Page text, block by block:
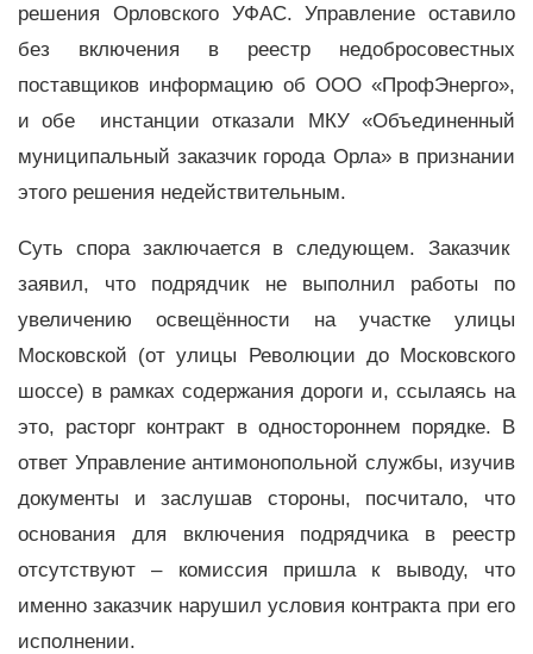
решения Орловского УФАС. Управление оставило
без включения в реестр недобросовестных
поставщиков информацию об ООО «ПрофЭнерго»,
и обе инстанции отказали МКУ «Объединенный
муниципальный заказчик города Орла» в признании
этого решения недействительным.
Суть спора заключается в следующем. Заказчик
заявил, что подрядчик не выполнил работы по
увеличению освещённости на участке улицы
Московской (от улицы Революции до Московского
шоссе) в рамках содержания дороги и, ссылаясь на
это, расторг контракт в одностороннем порядке. В
ответ Управление антимонопольной службы, изучив
документы и заслушав стороны, посчитало, что
основания для включения подрядчика в реестр
отсутствуют – комиссия пришла к выводу, что
именно заказчик нарушил условия контракта при его
исполнении.